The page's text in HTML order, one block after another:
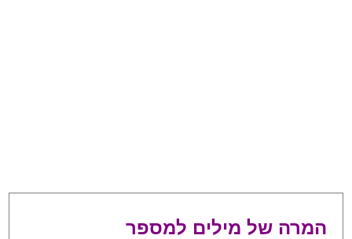
המרה של מילים למספר